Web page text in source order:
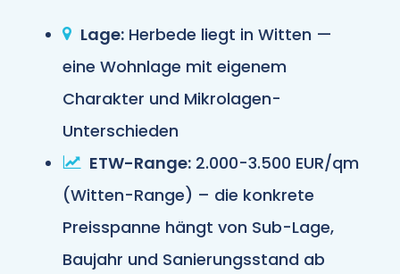
Lage: Herbede liegt in Witten —
eine Wohnlage mit eigenem
Charakter und Mikrolagen-
Unterschieden
ETW-Range: 2.000-3.500 EUR/qm
(Witten-Range) – die konkrete
Preisspanne hängt von Sub-Lage,
Baujahr und Sanierungsstand ab